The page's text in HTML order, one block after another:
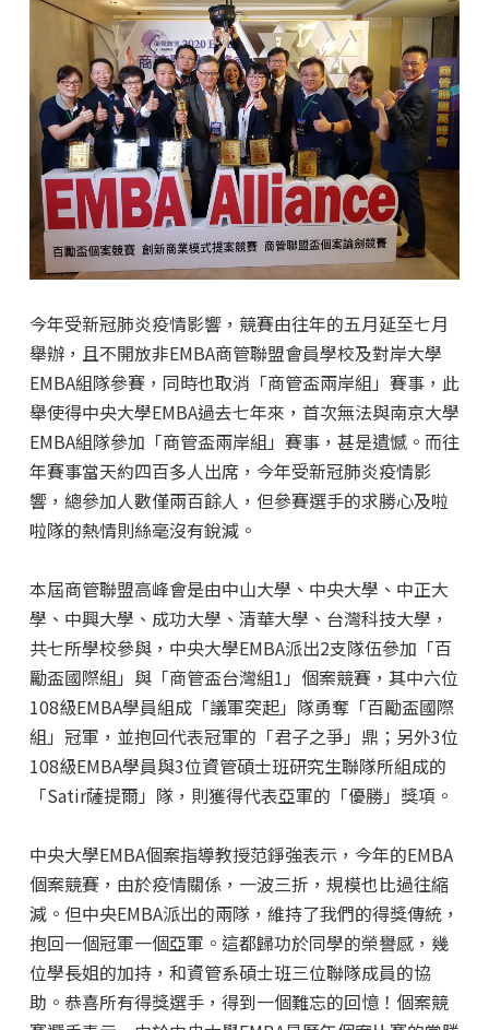
今年受新冠肺炎疫情影響，競賽由往年的五月延至七月
舉辦，且不開放非EMBA商管聯盟會員學校及對岸大學
EMBA組隊參賽，同時也取消「商管盃兩岸組」賽事，此
舉使得中央大學EMBA過去七年來，首次無法與南京大學
EMBA組隊參加「商管盃兩岸組」賽事，甚是遺憾。而往
年賽事當天約四百多人出席，今年受新冠肺炎疫情影
響，總參加人數僅兩百餘人，但參賽選手的求勝心及啦
啦隊的熱情則絲毫沒有銳減。
本屆商管聯盟高峰會是由中山大學、中央大學、中正大
學、中興大學、成功大學、清華大學、台灣科技大學，
共七所學校參與，中央大學EMBA派出2支隊伍參加「百
勵盃國際組」與「商管盃台灣組1」個案競賽，其中六位
108級EMBA學員組成「議軍突起」隊勇奪「百勵盃國際
組」冠軍，並抱回代表冠軍的「君子之爭」鼎；另外3位
108級EMBA學員與3位資管碩士班研究生聯隊所組成的
「Satir薩提爾」隊，則獲得代表亞軍的「優勝」獎項。
中央大學EMBA個案指導教授范錚強表示，今年的EMBA
個案競賽，由於疫情關係，一波三折，規模也比過往縮
減。但中央EMBA派出的兩隊，維持了我們的得獎傳統，
抱回一個冠軍一個亞軍。這都歸功於同學的榮譽感，幾
位學長姐的加持，和資管系碩士班三位聯隊成員的協
助。恭喜所有得獎選手，得到一個難忘的回憶！個案競